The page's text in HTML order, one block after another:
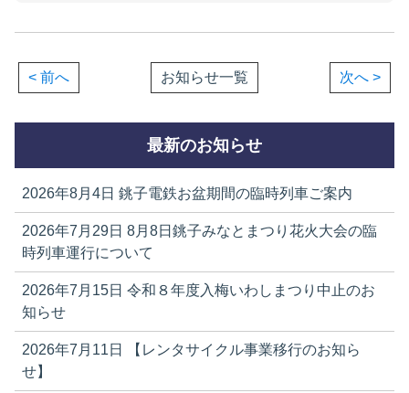
< 前へ お知らせ一覧 次へ >
最新のお知らせ
2026年8月4日 銚子電鉄お盆期間の臨時列車ご案内
2026年7月29日 8月8日銚子みなとまつり花火大会の臨
時列車運行について
2026年7月15日 令和８年度入梅いわしまつり中止のお
知らせ
2026年7月11日
【レンタサイクル事業移行のお知ら
せ】